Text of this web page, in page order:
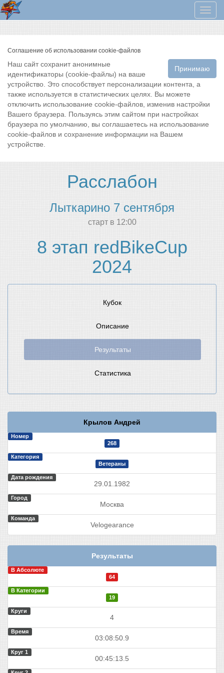
Меню
Соглашение об использовании cookie-файлов
Принимаю
Наш сайт сохранит анонимные
идентификаторы (cookie-файлы) на ваше
устройство. Это способствует персонализации контента, а
также используется в статистических целях. Вы можете
отключить использование cookie-файлов, изменив настройки
Вашего браузера. Пользуясь этим сайтом при настройках
браузера по умолчанию, вы соглашаетесь на использование
cookie-файлов и сохранение информации на Вашем
устройстве.
Расслабон
Лыткарино 7 сентября
cтарт в 12:00
8 этап redBikeCup
2024
Кубок
Описание
Результаты
Статистика
Крылов Андрей
Номер
268
Категория
Ветераны
Дата рождения
29.01.1982
Город
Москва
Команда
Velogearance
Результаты
В Абсолюте
64
В Категории
19
Круги
4
Время
03:08:50.9
Круг 1
00:45:13.5